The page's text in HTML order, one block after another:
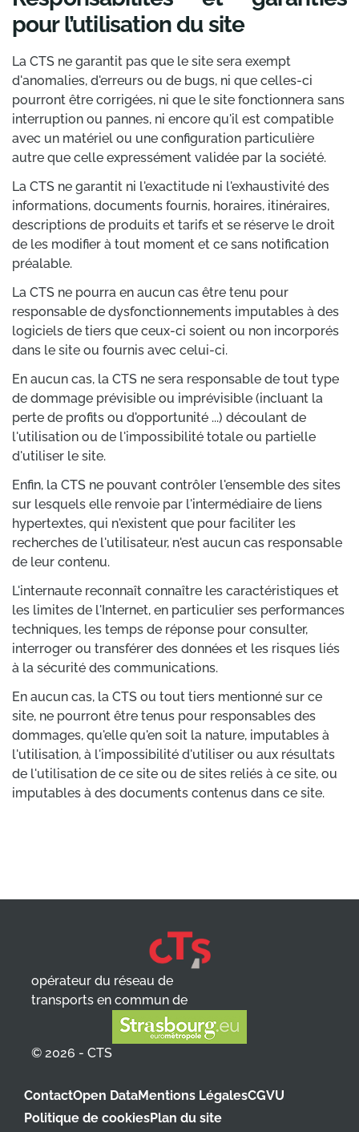
pour l’utilisation du site
La CTS ne garantit pas que le site sera exempt
d'anomalies, d'erreurs ou de bugs, ni que celles-ci
pourront être corrigées, ni que le site fonctionnera sans
interruption ou pannes, ni encore qu'il est compatible
avec un matériel ou une configuration particulière
autre que celle expressément validée par la société.
La CTS ne garantit ni l'exactitude ni l'exhaustivité des
informations, documents fournis, horaires, itinéraires,
descriptions de produits et tarifs et se réserve le droit
de les modifier à tout moment et ce sans notification
préalable.
La CTS ne pourra en aucun cas être tenu pour
responsable de dysfonctionnements imputables à des
logiciels de tiers que ceux-ci soient ou non incorporés
dans le site ou fournis avec celui-ci.
En aucun cas, la CTS ne sera responsable de tout type
de dommage prévisible ou imprévisible (incluant la
perte de profits ou d'opportunité ...) découlant de
l'utilisation ou de l'impossibilité totale ou partielle
d'utiliser le site.
Enfin, la CTS ne pouvant contrôler l'ensemble des sites
sur lesquels elle renvoie par l'intermédiaire de liens
hypertextes, qui n'existent que pour faciliter les
recherches de l'utilisateur, n'est aucun cas responsable
de leur contenu.
L'internaute reconnaît connaître les caractéristiques et
les limites de l'Internet, en particulier ses performances
techniques, les temps de réponse pour consulter,
interroger ou transférer des données et les risques liés
à la sécurité des communications.
En aucun cas, la CTS ou tout tiers mentionné sur ce
site, ne pourront être tenus pour responsables des
dommages, qu'elle qu'en soit la nature, imputables à
l'utilisation, à l'impossibilité d'utiliser ou aux résultats
de l'utilisation de ce site ou de sites reliés à ce site, ou
imputables à des documents contenus dans ce site.
opérateur du réseau de
transports en commun de
© 2026 - CTS
ContactOpen DataMentions LégalesCGVU
Politique de cookiesPlan du site